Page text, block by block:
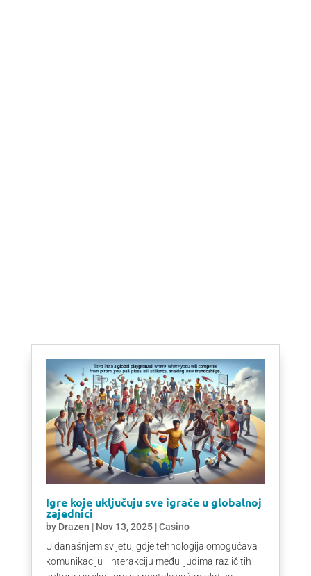
Igre koje uključuju sve igrače u globalnoj
zajednici
by Drazen | Nov 13, 2025|Casino
U današnjem svijetu, gdje tehnologija omogućava
komunikaciju i interakciju među ljudima različitih